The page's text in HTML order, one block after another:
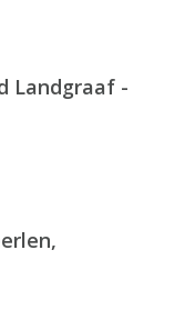
Landgraaf -